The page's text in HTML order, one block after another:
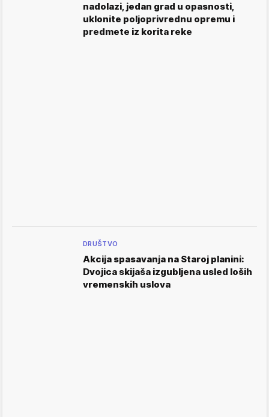
nadolazi, jedan grad u opasnosti,
uklonite poljoprivrednu opremu i
predmete iz korita reke
DRUŠTVO
Akcija spasavanja na Staroj planini:
Dvojica skijaša izgubljena usled loših
vremenskih uslova